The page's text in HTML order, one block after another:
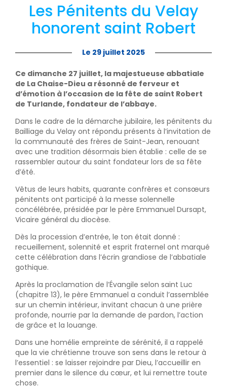
Les Pénitents du Velay
honorent saint Robert
Le 29 juillet 2025
Ce dimanche 27 juillet, la majestueuse abbatiale
de La Chaise-Dieu a résonné de ferveur et
d’émotion à l’occasion de la fête de saint Robert
de Turlande, fondateur de l’abbaye.
Dans le cadre de la démarche jubilaire, les pénitents du
Bailliage du Velay ont répondu présents à l’invitation de
la communauté des frères de Saint-Jean, renouant
avec une tradition désormais bien établie : celle de se
rassembler autour du saint fondateur lors de sa fête
d’été.
Vêtus de leurs habits, quarante confrères et consœurs
pénitents ont participé à la messe solennelle
concélébrée, présidée par le père Emmanuel Dursapt,
Vicaire général du diocèse.
Dès la procession d’entrée, le ton était donné :
recueillement, solennité et esprit fraternel ont marqué
cette célébration dans l’écrin grandiose de l’abbatiale
gothique.
Après la proclamation de l’Évangile selon saint Luc
(chapitre 13), le père Emmanuel a conduit l’assemblée
sur un chemin intérieur, invitant chacun à une prière
profonde, nourrie par la demande de pardon, l’action
de grâce et la louange.
Dans une homélie empreinte de sérénité, il a rappelé
que la vie chrétienne trouve son sens dans le retour à
l’essentiel : se laisser rejoindre par Dieu, l’accueillir en
premier dans le silence du cœur, et lui remettre toute
chose.